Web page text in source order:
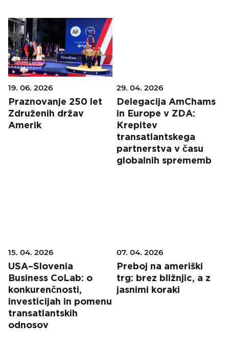
NOVICE
KONTAKT
GALERIJA
Želimo postati član
19. 06. 2026
Praznovanje 250 let
Združenih držav
Amerik
29. 04. 2026
Delegacija AmChams
in Europe v ZDA:
Krepitev
transatlantskega
partnerstva v času
globalnih sprememb
15. 04. 2026
USA–Slovenia
Business CoLab: o
konkurenčnosti,
investicijah in pomenu
transatlantskih
odnosov
07. 04. 2026
Preboj na ameriški
trg: brez bližnjic, a z
jasnimi koraki